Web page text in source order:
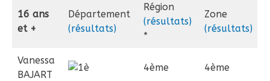
16 ans
et +
Département
(résultats)
Région
(résultats)
*
Zone
(résultats)
Vanessa
BAJART
4ème 4ème